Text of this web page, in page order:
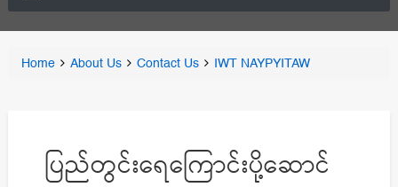
Breadcrumbs
You
Home About Us Contact Us IWT NAYPYITAW
ပြည်တွင်းရေကြောင်းပို့ဆောင်